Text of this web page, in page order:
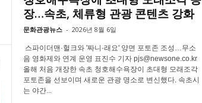
장…속초, 체류형 관광 콘텐츠 강화
문화관광뉴스 - 2026년 8월 6일
스파이더맨·헐크와 '짜니·래요' 양면 포토존 조성…무소
음 영화제와 연계 운영 표진수 기자 pjs@newsone.co.kr
올해 처음 개장한 속초 청호해수욕장이 초대형 모래조각
포토존을 선보이며 새로운 관광 명소로 변신했다. 속초시
는 야간...